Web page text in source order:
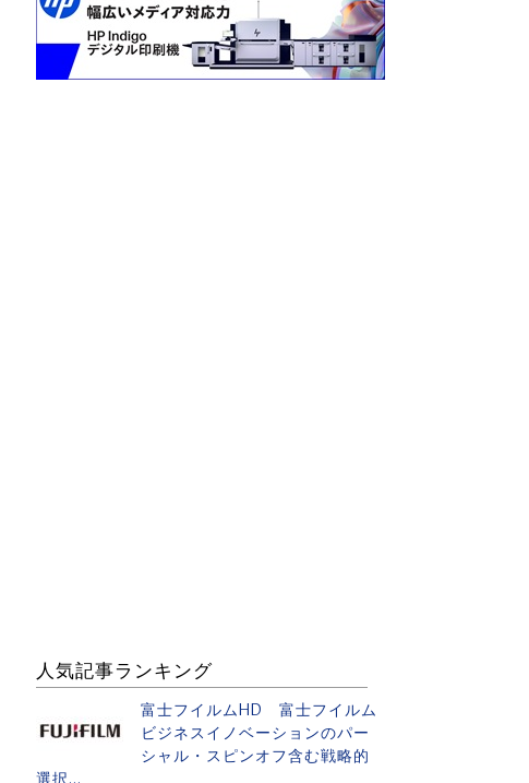
人気記事ランキング
富士フイルムHD 富士フイルム
ビジネスイノベーションのパー
シャル・スピンオフ含む戦略的
選択...